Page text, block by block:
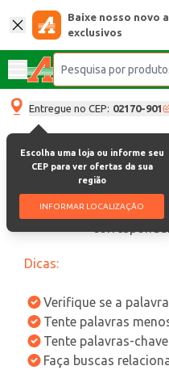
Baixe nosso novo
exclusivos
Entregue no CEP: 02170-901
Escolha uma loja ou informe seu
CEP para ver ofertas da sua
região
INFORMAR LOCALIZAÇÃO
oops, não
Dicas:
Verifique se a
Tente palavras
Tente palavras-
Faça buscas